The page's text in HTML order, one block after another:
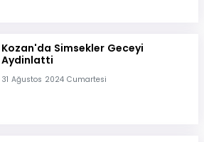
Kozan'da Simsekler Geceyi
Aydinlatti
31 Ağustos 2024 Cumartesi